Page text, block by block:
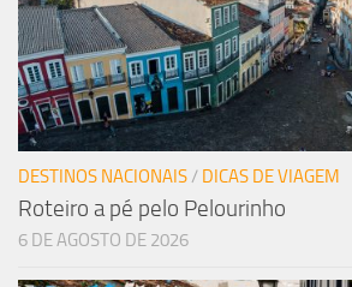
DESTINOS NACIONAIS/ DICAS DE VIAGEM
Roteiro a pé pelo Pelourinho
6 DE AGOSTO DE 2026